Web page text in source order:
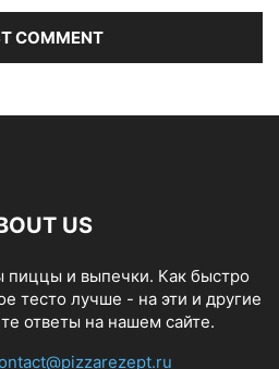
US
пиццы и выпечки. Как быстро
тесто лучше - на эти и другие
ответы на нашем сайте.